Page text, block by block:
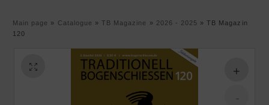
Main page » Catalogue »TB Magazine » 2026 - 2025 »TB Magazin
120